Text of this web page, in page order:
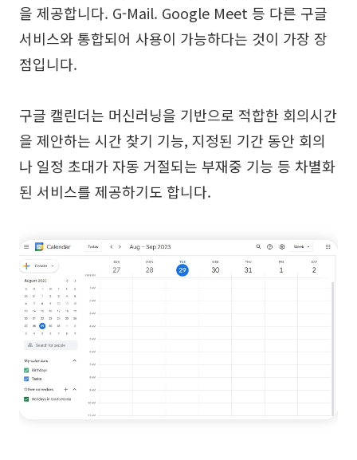
을 제공합니다. G-Mail. Google Meet 등 다른 구글
서비스와 통합되어 사용이 가능하다는 것이 가장 장
점입니다.
구글 캘린더는 머신러닝을 기반으로 적합한 회의시간
을 제안하는 시간 찾기 기능, 지정된 기간 동안 회의
나 일정 초대가 자동 거절되는 부재중 기능 등 차별화
된 서비스를 제공하기도 합니다.